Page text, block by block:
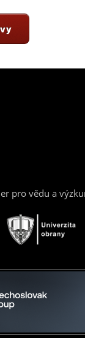
pro vědu a